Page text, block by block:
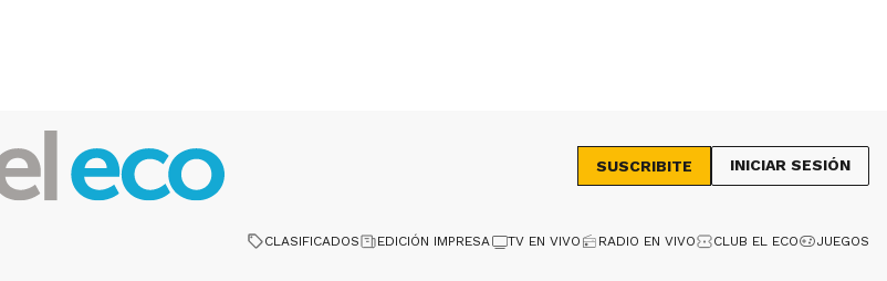
SUSCRIBITE INICIAR SESIÓN
CLASIFICADOS EDICIÓN IMPRESA TV EN VIVO RADIO EN VIVO CLUB EL ECO JUEGOS